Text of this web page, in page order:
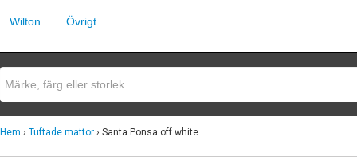
Wilton Övrigt
Hem › Tuftade mattor › Santa Ponsa off white